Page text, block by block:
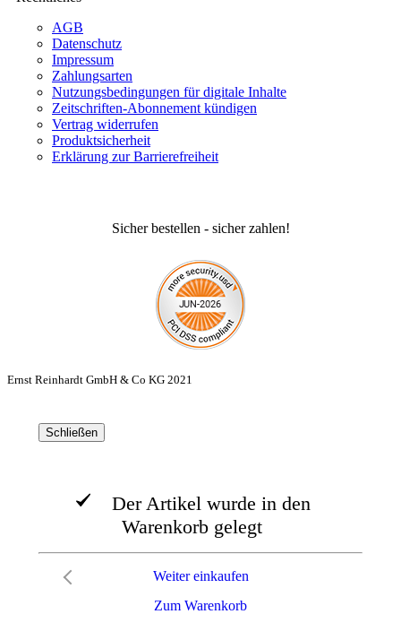
AGB
Datenschutz
Impressum
Zahlungsarten
Nutzungsbedingungen für digitale Inhalte
Zeitschriften-Abonnement kündigen
Vertrag widerrufen
Produktsicherheit
Erklärung zur Barrierefreiheit
Sicher bestellen - sicher zahlen!
Ernst Reinhardt GmbH & Co KG 2021
Schließen
Der Artikel wurde in den
Warenkorb gelegt
Zum Warenkorb
Weiter einkaufen